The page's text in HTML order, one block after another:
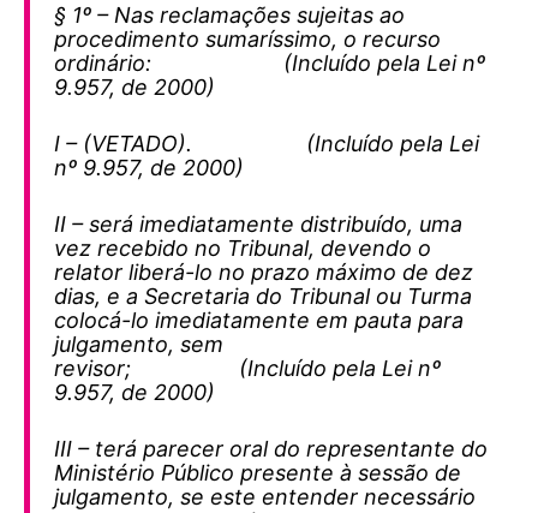
§ 1º – Nas reclamações sujeitas ao
procedimento sumaríssimo, o recurso
ordinário: (Incluído pela Lei nº
9.957, de 2000)
I – (VETADO). (Incluído pela Lei
nº 9.957, de 2000)
II – será imediatamente distribuído, uma
vez recebido no Tribunal, devendo o
relator liberá-lo no prazo máximo de dez
dias, e a Secretaria do Tribunal ou Turma
colocá-lo imediatamente em pauta para
julgamento, sem
revisor; (Incluído pela Lei nº
9.957, de 2000)
III – terá parecer oral do representante do
Ministério Público presente à sessão de
julgamento, se este entender necessário